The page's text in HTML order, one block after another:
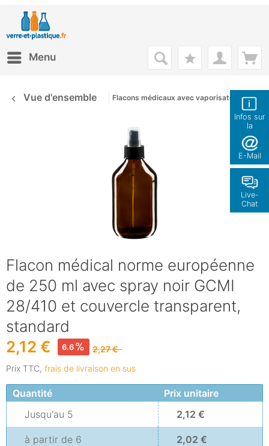
Infos sur
la
boutique
E-Mail
Live-
Chat
Menu
Vue d'ensemble Flacons médicaux avec vaporisateur à
Flacon médical norme européenne
de 250 ml avec spray noir GCMI
28/410 et couvercle transparent,
standard
2,12 €
6.6
2,27 €
Prix TTC, frais de livraison en sus
Quantité
Prix unitaire
Jusqu'au 5 2,12 €
à partir de 6 2,02 €